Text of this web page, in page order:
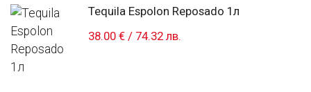
Tequila Espolon Reposado 1л
38.00 € / 74.32 лв.